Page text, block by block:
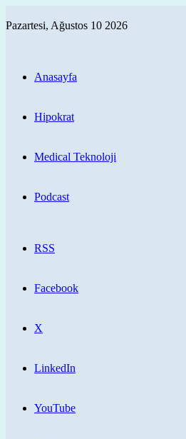
Pazartesi, Ağustos 10 2026
Anasayfa
Hipokrat
Medical Teknoloji
Podcast
RSS
Facebook
X
LinkedIn
YouTube